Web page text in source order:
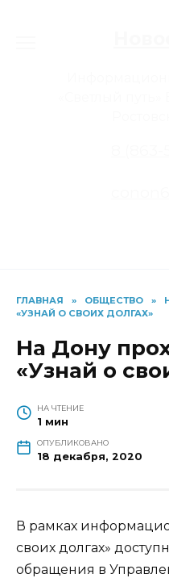
ГЛАВНАЯ » ОБЩЕСТВО »
«УЗНАЙ О СВОИХ ДОЛГАХ»
На Дону
«Узнай о
НА ЧТЕНИЕ
1 мин
ОПУБЛИКОВАНО
18 декабря, 2020
В рамках
своих долгах»
обращения в